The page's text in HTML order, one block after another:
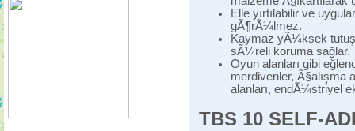
Elle yırtılabilir ve
gÃ¶rÃ¼lmez.
Kaymaz yÃ¼ksek
sÃ¼reli koruma sağlar.
Oyun alanları gibi
merdivenler, Ã§alışma
alanları, endÃ¼striyel
TBS 10 SELF-